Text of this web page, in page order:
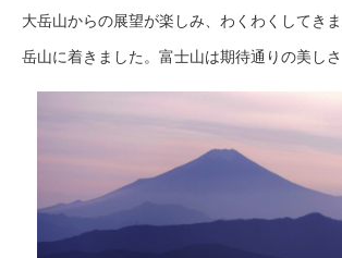
大岳山からの展望が楽しみ、わくわくしてき
岳山に着きました。富士山は期待通りの美しさ